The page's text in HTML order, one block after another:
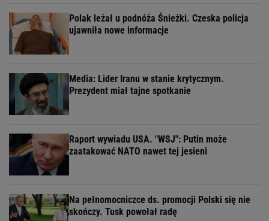
Polak leżał u podnóża Śnieżki. Czeska policja
ujawniła nowe informacje
Media: Lider Iranu w stanie krytycznym.
Prezydent miał tajne spotkanie
Raport wywiadu USA. "WSJ": Putin może
zaatakować NATO nawet tej jesieni
Na pełnomocniczce ds. promocji Polski się nie
skończy. Tusk powołał radę